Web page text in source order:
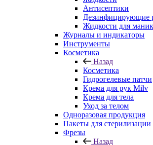
Антисептики
Дезинфицирующие
Жидкости для
Журналы и индикаторы
Инструменты
Косметика
Назад
Косметика
Гидрогелевые патчи
Крема для рук Milv
Крема для тела
Уход за телом
Одноразовая продукция
Пакеты для стерилизации
Фрезы
Назад